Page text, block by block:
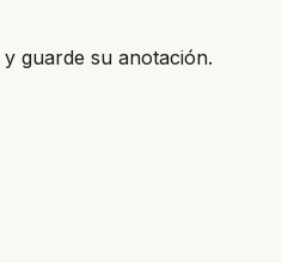
guarde su anotación.